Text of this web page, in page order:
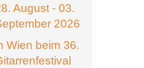
August - 03.
2026
Wien beim 36.